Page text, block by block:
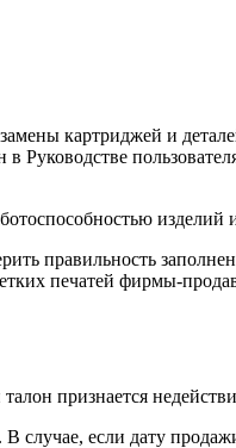
картриджей и
Руководстве
изделий
правильность
печатей фирмы-
признается
случае, если дату